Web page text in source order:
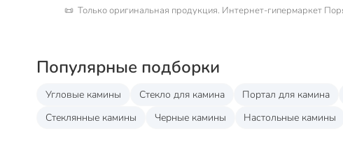
📜 Только оригинальная продукция. Интернет-гипермаркет
Популярные подборки
Угловые камины Стекло для камина Портал для камина
Стеклянные камины
Черные камины Настольные камины